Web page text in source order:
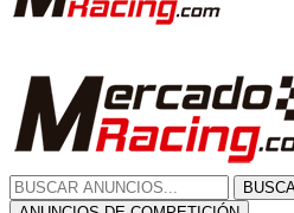
ANUNCIOS DE COMPETICIÓN